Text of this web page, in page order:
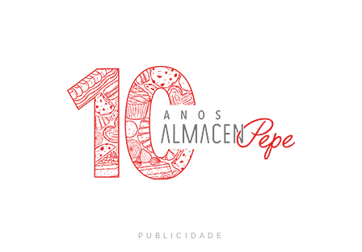
PUBLICIDADE